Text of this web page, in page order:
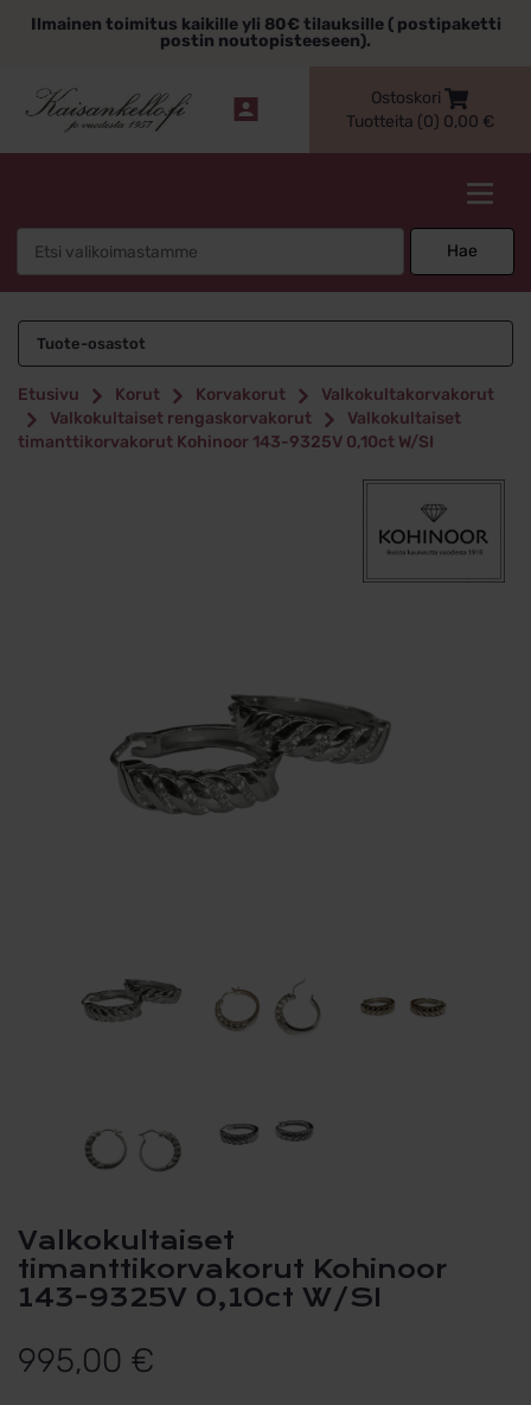
sisältöönIlmainen toimitus kaikille yli 80€ tilauksille ( postipaketti
postin noutopisteeseen).
Ostoskori
Tuotteita (0) 0,00 €
Hae
Tuote-osastot
Etusivu Korut Korvakorut
Valkokultakorvakorut
Valkokultaiset rengaskorvakorut
Valkokultaiset
timanttikorvakorut Kohinoor 143-9325V 0,10ct W/SI
Valkokultaiset
timanttikorvakorut Kohinoor
143-9325V 0,10ct W/SI
995,00 €